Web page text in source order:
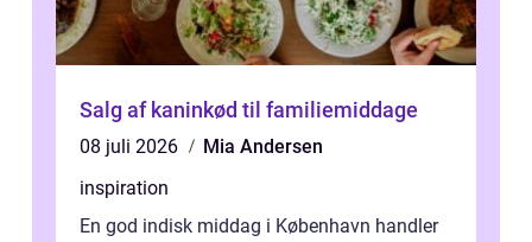
Salg af kaninkød til familiemiddage
08 juli 2026
Mia Andersen
inspiration
En god indisk middag i København handler